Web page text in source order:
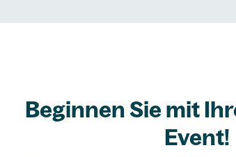
Beginnen Sie mit
Event!